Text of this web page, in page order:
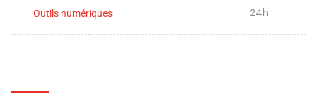
Outils numériques 24h